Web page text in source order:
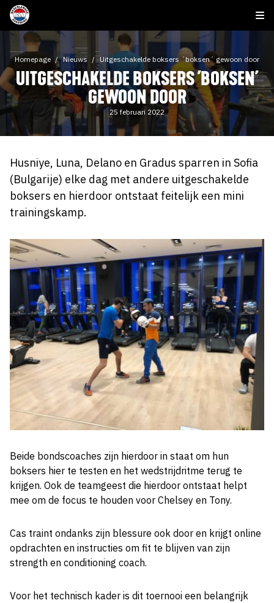
Homepage Nieuws Uitgeschakelde boksers ´boksen´ gewoon door
UITGESCHAKELDE BOKSERS ´BOKSEN´
GEWOON DOOR
25 februari 2022
Husniye, Luna, Delano en Gradus sparren in Sofia
(Bulgarije) elke dag met andere uitgeschakelde
boksers en hierdoor ontstaat feitelijk een mini
trainingskamp.
Beide bondscoaches zijn hierdoor in staat om hun
boksers hier te testen en het wedstrijdritme terug te
krijgen. Ook de teamgeest die hierdoor ontstaat helpt
mee om de focus te houden voor Chelsey en Tony.
Cas traint ondanks zijn blessure ook door en krijgt online
opdrachten en instructies om fit te blijven van zijn
strength en conditioning coach.
Voor het technisch kader is dit toernooi een belangrijk